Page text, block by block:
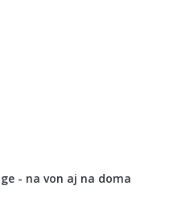
- na von aj na doma